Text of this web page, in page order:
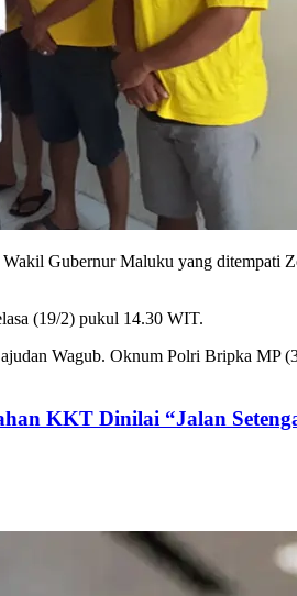
Gubernur Maluku yang ditempati
(19/2) pukul 14.30 WIT.
Wagub. Oknum Polri Bripka
KKT Dinilai “Jalan